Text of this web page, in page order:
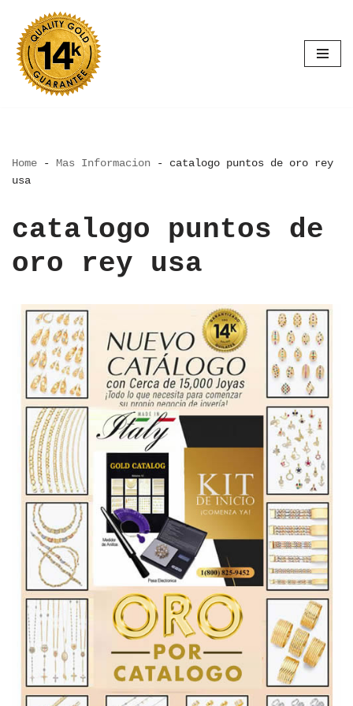
Saltar
al
contenido
Home - Mas Informacion - catalogo puntos de oro rey
usa
catalogo puntos de
oro rey usa